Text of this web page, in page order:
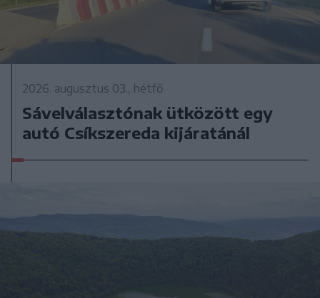
2026. augusztus 03., hétfő
Sávelválasztónak ütközött egy
autó Csíkszereda kijáratánál